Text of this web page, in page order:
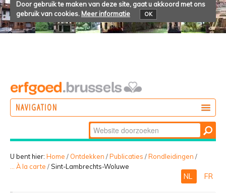
Door gebruik te maken van deze site, gaat u akkoord met ons
gebruik van cookies. Meer informatie OK
NAVIGATION
BELEVEN
Zoek
Geavanceerd
zoeken...
U bent hier: Home / Ontdekken /Publicaties /Rondleidingen /
... À la carte /Sint-Lambrechts-Woluwe
NL FR